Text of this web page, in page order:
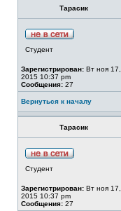
Тарасик
Студент
Зарегистрирован: Вт ноя 17,
2015 10:37 pm
Сообщения: 27
Вернуться к началу
Тарасик
Студент
Зарегистрирован: Вт ноя 17,
2015 10:37 pm
Сообщения: 27